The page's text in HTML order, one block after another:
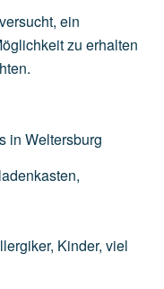
ein
zu erhalten
in Weltersburg
Kinder, viel